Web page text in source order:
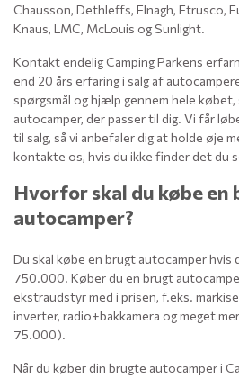
Chausson, Dethleffs, Elnagh, Etrusco,
Knaus, LMC, McLouis og Sunlight.
Kontakt endelig Camping Parkens
end 20 års erfaring i salg af
spørgsmål og hjælp gennem hele
autocamper, der passer til dig. Vi får
til salg, så vi anbefaler dig at holde øje
kontakte os, hvis du ikke finder det du
Hvorfor skal du købe en
autocamper?
Du skal købe en brugt autocamper hvis
750.000. Køber du en brugt
ekstraudstyr med i prisen, f.eks.
inverter, radio+bakkamera og meget
75.000).
Når du køber din brugte autocamper i